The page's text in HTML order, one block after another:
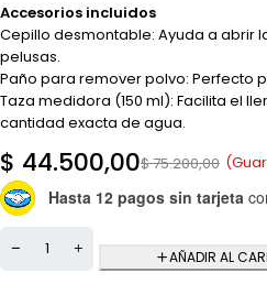
Accesorios incluidos
Cepillo desmontable: Ayuda a abrir
pelusas.
Paño para remover polvo: Perfecto
Taza medidora (150 ml): Facilita el
cantidad exacta de agua.
$75.200,00
$ 44.500,00
Hasta 12 pagos sin tarjeta
AÑADIR AL